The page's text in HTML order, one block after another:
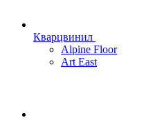
Кварцвинил
Alpine Floor
Art East